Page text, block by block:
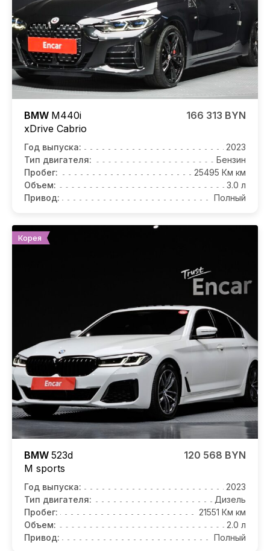
BMW M440i
xDrive Cabrio
166 313 BYN
Год выпуска:
2023
Тип двигателя:
Бензин
Пробег:
25495 Км км
Объем:
3.0 л
Привод:
Полный
Корея
BMW 523d
M sports
120 568 BYN
Год выпуска:
2023
Тип двигателя:
Дизель
Пробег:
21551 Км км
Объем:
2.0 л
Привод:
Полный